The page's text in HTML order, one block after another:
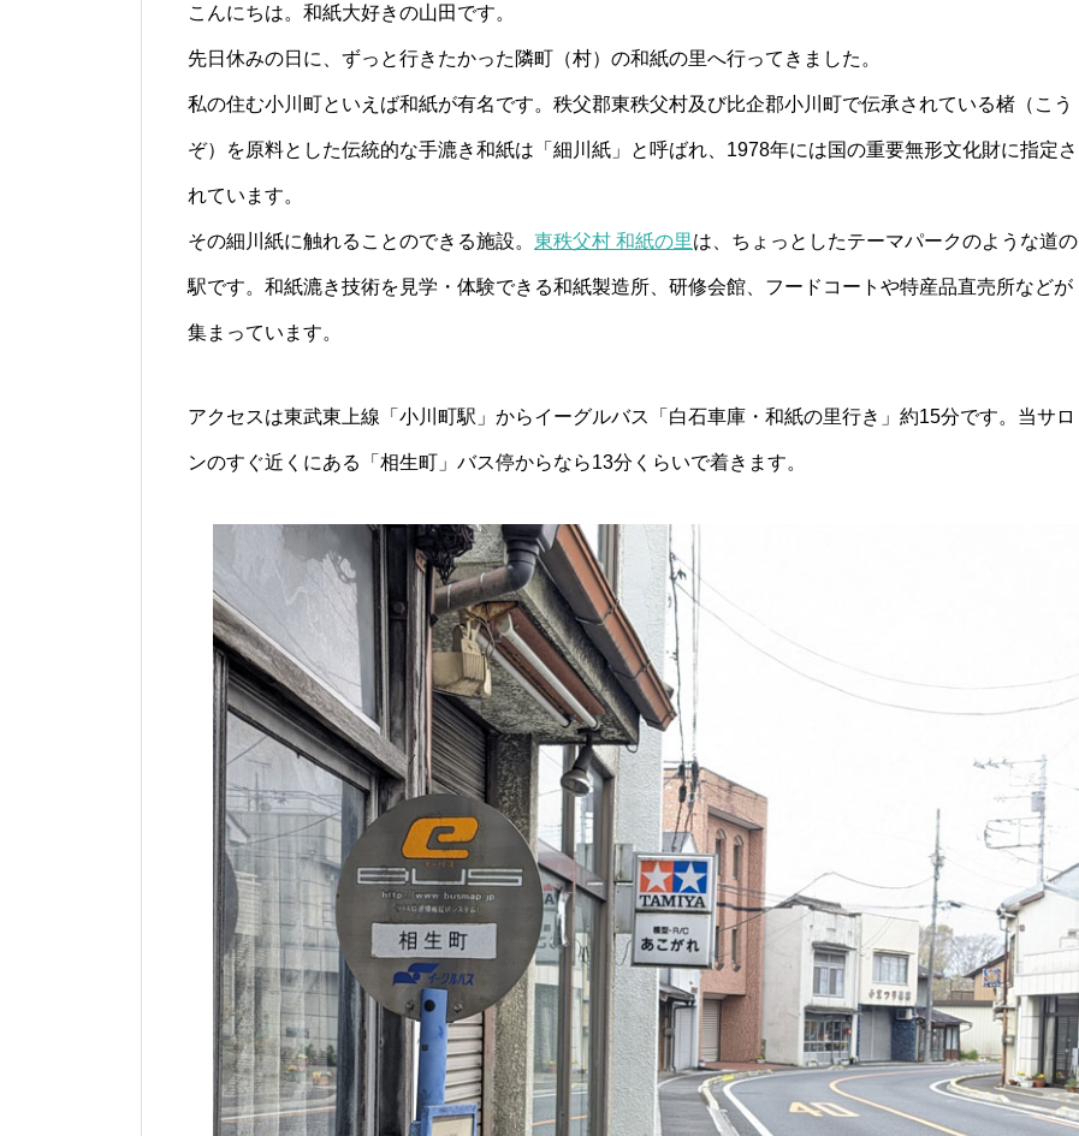
こんにちは。和紙大好きの山田です。
先日休みの日に、ずっと行きたかった隣町（村）の和紙の里へ行ってきました。
私の住む小川町といえば和紙が有名です。秩父郡東秩父村及び比企郡小川町で伝承されている楮（こう
ぞ）を原料とした伝統的な手漉き和紙は「細川紙」と呼ばれ、1978年には国の重要無形文化財に指定さ
れています。
その細川紙に触れることのできる施設。 東秩父村 和紙の里は、ちょっとしたテーマパークのような道の
駅です。和紙漉き技術を見学・体験できる和紙製造所、研修会館、フードコートや特産品直売所などが
集まっています。
アクセスは東武東上線「小川町駅」からイーグルバス「白石車庫・和紙の里行き」約15分です。当サロ
ンのすぐ近くにある「相生町」バス停からなら13分くらいで着きます。